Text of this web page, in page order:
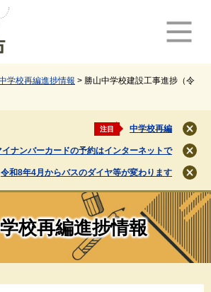
学校再編進捗情報 > 勝山中学校建設工事進捗（令
注目 中学校再編
閉
じ
る
イナンバーカードの予約はインターネットで
閉
じ
る
令和8年4月からバスのダイヤ等が変わります
閉
じ
る
校再編進捗情報